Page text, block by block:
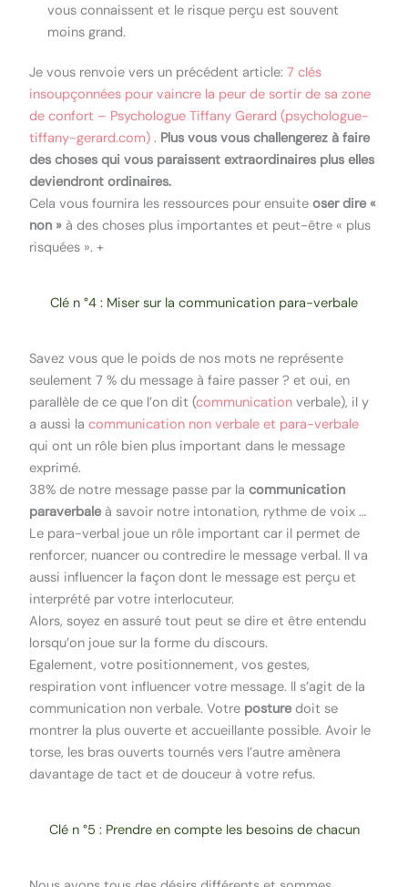
vous connaissent et le risque perçu est souvent
moins grand.
Je vous renvoie vers un précédent article:7 clés
insoupçonnées pour vaincre la peur de sortir de sa zone
de confort – Psychologue Tiffany Gerard (psychologue-
tiffany-gerard.com) . Plus vous vous challengerez à faire
des choses qui vous paraissent extraordinaires plus elles
deviendront ordinaires.
Cela vous fournira les ressources pour ensuiteoser dire «
non » à des choses plus importantes et peut-être « plus
risquées ». +
Clé n °4 : Miser sur la communication para-verbale
Savez vous que le poids de nos mots ne représente
seulement 7 % du message à faire passer ? et oui, en
parallèle de ce que l’on dit (communication verbale), il y
a aussi lacommunication non verbale et para-verbale
qui ont un rôle bien plus important dans le message
exprimé.
38% de notre message passe par lacommunication
paraverbaleà savoir notre intonation, rythme de voix …
Le para-verbal joue un rôle important car il permet de
renforcer, nuancer ou contredire le message verbal. Il va
aussi influencer la façon dont le message est perçu et
interprété par votre interlocuteur.
Alors, soyez en assuré tout peut se dire et être entendu
lorsqu’on joue sur la forme du discours.
Egalement, votre positionnement, vos gestes,
respiration vont influencer votre message. Il s’agit de la
communication non verbale. Votre posturedoit se
montrer la plus ouverte et accueillante possible. Avoir le
torse, les bras ouverts tournés vers l’autre amènera
davantage de tact et de douceur à votre refus.
Clé n °5 : Prendre en compte les besoins de chacun